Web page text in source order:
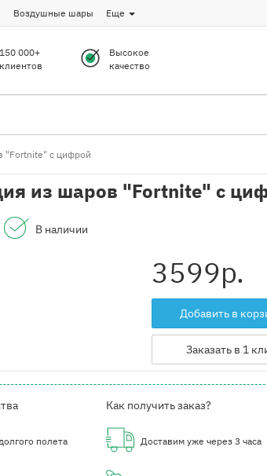
Воздушные шары Еще
150 000+
клиентов
Высокое
качество
"Fortnite" с цифрой
из шаров "Fortnite" с
В наличии
3599р.
Добавить в
Заказать в 1
полета
Как получить заказ?
Доставим уже через 3 часа